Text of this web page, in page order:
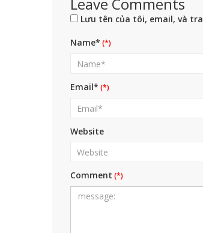
Leave Comments
Lưu tên của tôi, email, và
Name*
Email*
Website
Comment